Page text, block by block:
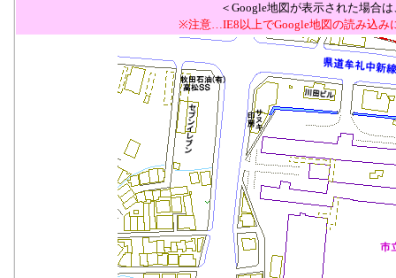
＜Google地図が表示された場合
※注意…IE8以上でGoogle地図の読み込み